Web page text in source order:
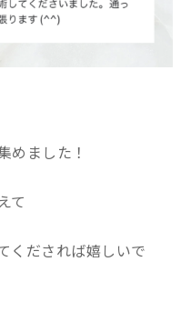
めました！
て
くだされば嬉しいで